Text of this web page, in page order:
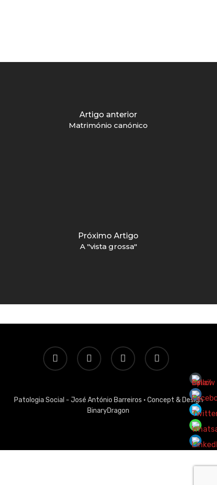
Artigo anterior
Matrimónio canónico
Próximo Artigo
A "vista grossa"
twitter facebook linkedin email
Patologia Social - José António Barreiros · Concept & Design
BinaryDragon